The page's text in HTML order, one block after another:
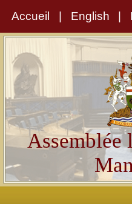
Accueil English